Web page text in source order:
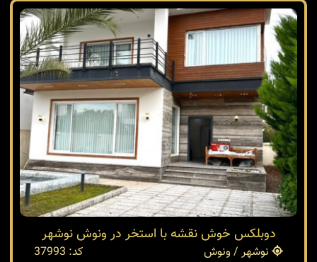
دوبلکس خوش نقشه با استخر در ونوش نوشهر
نوشهر / ونوش
کد: 37993